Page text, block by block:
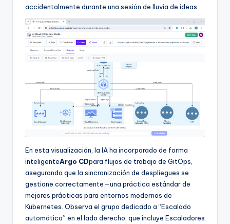
accidentalmente durante una sesión de lluvia de ideas.
En esta visualización, la IA ha incorporado de forma
inteligenteArgo CDpara flujos de trabajo de GitOps,
asegurando que la sincronización de despliegues se
gestione correctamente—una práctica estándar de
mejores prácticas para entornos modernos de
Kubernetes. Observa el grupo dedicado a “Escalado
automático” en el lado derecho, que incluye Escaladores